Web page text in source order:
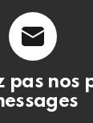
pas nos